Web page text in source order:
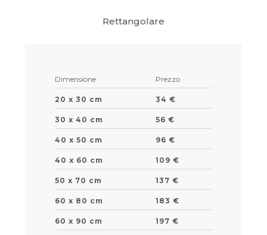
Rettangolare
Dimensione Prezzo
20 x 30 cm 34 €
30 x 40 cm 56 €
40 x 50 cm 96 €
40 x 60 cm 109 €
50 x 70 cm 137 €
60 x 80 cm 183 €
60 x 90 cm 197 €